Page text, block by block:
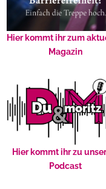
Hier kommt ihr zum
Magazin
Hier kommt ihr zu
Podcast